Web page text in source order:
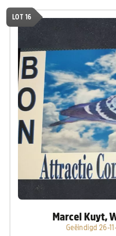
LOT 16
Marcel Kuyt,
Geëindigd 26-